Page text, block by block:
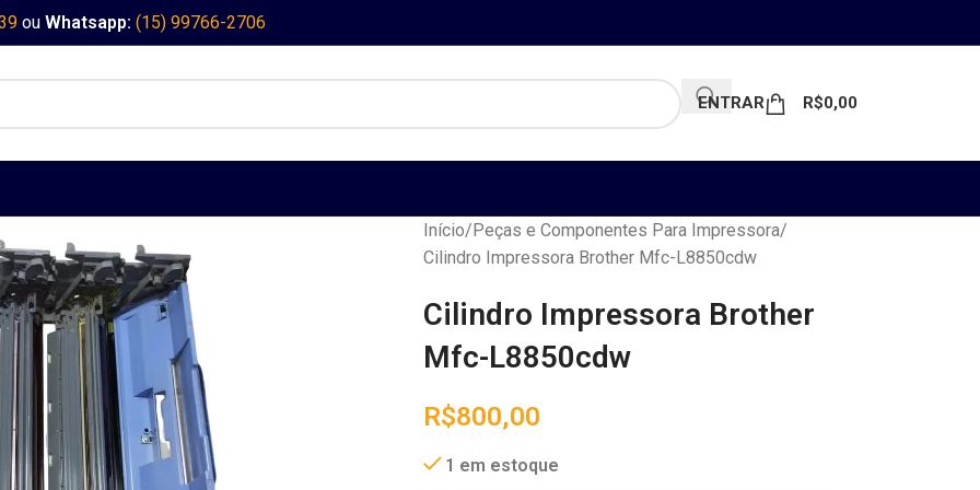
ou Whatsapp: (15) 99766-2706
ENTRAR R$0,00
Início Peças e Componentes Para Impressora
Cilindro Impressora Brother Mfc-L8850cdw
Cilindro Impressora Brother
Mfc-L8850cdw
R$800,00
1 em estoque